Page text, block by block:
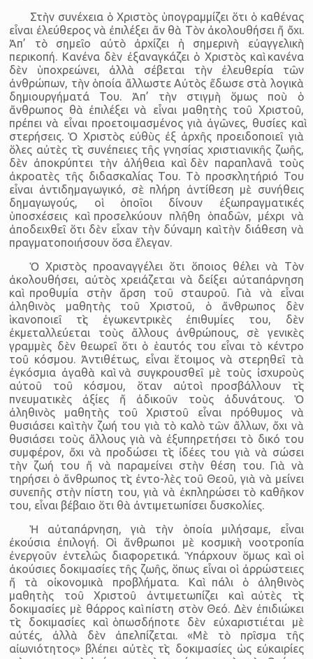
Στὴν συνέχεια ὁ Χριστὸς ὑπογραμμίζει ὅτι ὁ καθένας
εἶναι ἐλεύθερος νὰ ἐπιλέξει ἄν θὰ Τὸν ἀκολουθήσει ἤ ὄχι.
Ἀπ’ τὸ σημεῖο αὐτὸ ἀρχίζει ἡ σημερινὴ εὐαγγελικὴ
περικοπή. Κανένα δὲν ἐξαναγκάζει ὁ Χριστὸς καὶ κανένα
δὲν ὑποχρεώνει, ἀλλὰ σέβεται τὴν ἐλευθερία τῶν
ἀνθρώπων, τὴν ὁποία ἄλλωστε Αὐτὸς ἔδωσε στὰ λογικὰ
δημιουργήματά Του. Ἀπ’ τὴν στιγμὴ ὅμως ποὺ ὁ
ἄνθρωπος θὰ ἐπιλέξει νὰ εἶναι μαθητὴς τοῦ Χριστοῦ,
πρέπει νὰ εἶναι προετοιμασμένος γιὰ ἀγῶνες, θυσίες καὶ
στερήσεις. Ὁ Χριστὸς εὐθὺς ἐξ ἀρχῆς προειδοποιεῖ γιὰ
ὅλες αὐτὲς τὶς συνέπειες τῆς γνησίας χριστιανικῆς ζωῆς,
δὲν ἀποκρύπτει τὴν ἀλήθεια καὶ δὲν παραπλανᾶ τοὺς
ἀκροατὲς τῆς διδασκαλίας Του. Τὸ προσκλητήριό Του
εἶναι ἀντιδημαγωγικό, σὲ πλήρη ἀντίθεση μὲ συνήθεις
δημαγωγούς, οἱ ὁποῖοι δίνουν ἐξωπραγματικές
ὑποσχέσεις καὶ προσελκύουν πλῆθη ὁπαδῶν, μέχρι νὰ
ἀποδειχθεῖ ὅτι δὲν εἶχαν τὴν δύναμη καὶ τὴν διάθεση νὰ
πραγματοποιήσουν ὅσα ἔλεγαν.
Ὁ Χριστὸς προαναγγέλει ὅτι ὅποιος θέλει νὰ Τὸν
ἀκολουθήσει, αὐτὸς χρειάζεται νὰ δείξει αὐταπάρνηση
καὶ προθυμία στὴν ἄρση τοῦ σταυροῦ. Γιὰ νὰ εἶναι
ἀληθινὸς μαθητὴς τοῦ Χριστοῦ, ὁ ἄνθρωπος δὲν
ἱκανοποιεῖ τὶς ἐγωκεντρικὲς ἐπιθυμίες του, δὲν
ἐκμεταλλεύεται τοὺς ἄλλους ἀνθρώπους, σὲ γενικὲς
γραμμὲς δὲν θεωρεῖ ὅτι ὁ ἑαυτός του εἶναι τὸ κέντρο
τοῦ κόσμου. Ἀντιθέτως, εἶναι ἕτοιμος νὰ στερηθεῖ τὰ
ἐγκόσμια ἀγαθὰ καὶ νὰ συγκρουσθεῖ μὲ τοὺς ἰσχυροὺς
αὐτοῦ τοῦ κόσμου, ὅταν αὐτοὶ προσβάλλουν τὶς
πνευματικὲς ἀξίες ἤ ἀδικοῦν τοὺς ἀδυνάτους. Ὁ
ἀληθινὸς μαθητὴς τοῦ Χριστοῦ εἶναι πρόθυμος νὰ
θυσιάσει καὶ τὴν ζωή του γιὰ τὸ καλὸ τῶν ἄλλων, ὄχι νὰ
θυσιάσει τοὺς ἄλλους γιὰ νὰ ἐξυπηρετήσει τὸ δικό του
συμφέρον, ὄχι νὰ προδώσει τὶς ἰδέες του γιὰ νὰ σώσει
τὴν ζωή του ἤ νὰ παραμείνει στὴν θέση του. Γιὰ νὰ
τηρήσει ὁ ἄνθρωπος τὶς ἐντο-λὲς τοῦ Θεοῦ, γιὰ νὰ μείνει
συνεπῆς στὴν πίστη του, γιὰ νὰ ἐκπληρώσει τὸ καθῆκον
του, εἶναι βέβαιο ὅτι θὰ ἀντιμετωπίσει δυσκολίες.
Ἡ αὐταπάρνηση, γιὰ τὴν ὁποία μιλήσαμε, εἶναι
ἐκούσια ἐπιλογή. Οἱ ἄνθρωποι μὲ κοσμικὴ νοοτροπία
ἐνεργοῦν ἐντελῶς διαφορετικά. Ὑπάρχουν ὅμως καὶ οἱ
ἀκούσιες δοκιμασίες τῆς ζωῆς, ὅπως εἶναι οἱ ἀρρώστειες
ἤ τὰ οἰκονομικὰ προβλήματα. Καὶ πάλι ὁ ἀληθινὸς
μαθητὴς τοῦ Χριστοῦ ἀντιμετωπίζει καὶ αὐτὲς τὶς
δοκιμασίες μὲ θάρρος καὶ πίστη στὸν Θεό. Δὲν ἐπιδιώκει
τὶς δοκιμασίες καὶ ὁπωσδήποτε δὲν εὐχαριστιέται μὲ
αὐτές, ἀλλὰ δὲν ἀπελπίζεται. «Μὲ τὸ πρῖσμα τῆς
αἰωνιότητος» βλέπει αὐτὲς τὶς δοκιμασίες ὡς εὐκαιρίες